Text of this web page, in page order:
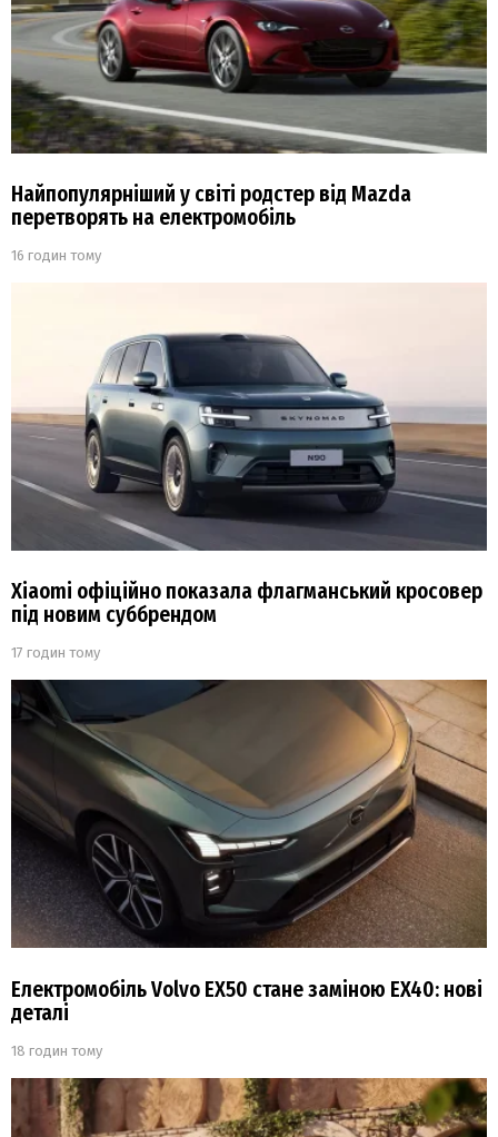
Найпопулярніший у світі родстер від Mazda
перетворять на електромобіль
16 годин тому
Xiaomi офіційно показала флагманський кросовер
під новим суббрендом
17 годин тому
Електромобіль Volvo EX50 стане заміною EX40: нові
деталі
18 годин тому